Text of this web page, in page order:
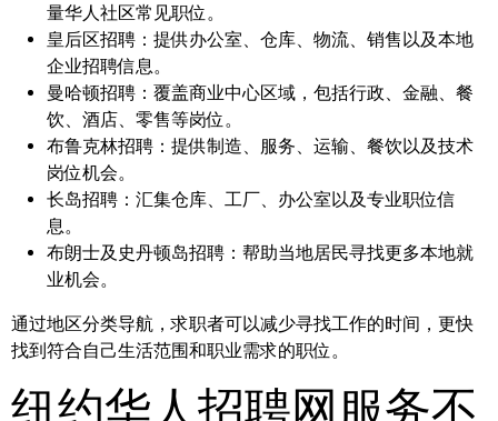
量华人社区常见职位。
皇后区招聘： 提供办公室、仓库、物流、销售以及本地
企业招聘信息。
曼哈顿招聘： 覆盖商业中心区域，包括行政、金融、餐
饮、酒店、零售等岗位。
布鲁克林招聘： 提供制造、服务、运输、餐饮以及技术
岗位机会。
长岛招聘： 汇集仓库、工厂、办公室以及专业职位信
息。
布朗士及史丹顿岛招聘： 帮助当地居民寻找更多本地就
业机会。
通过地区分类导航，求职者可以减少寻找工作的时间，更快
找到符合自己生活范围和职业需求的职位。
纽约华人招聘网服务不